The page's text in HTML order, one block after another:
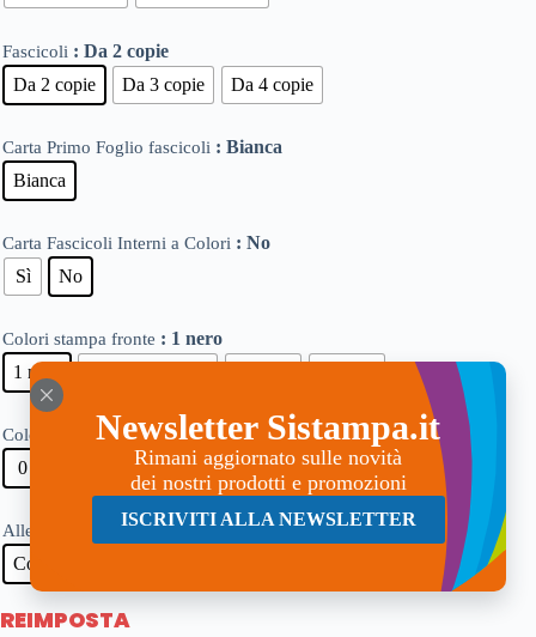
Newsletter Sistampa.it
Rimani aggiornato sulle novità
dei nostri prodotti e promozioni
ISCRIVITI ALLA NEWSLETTER
Fascicoli : Da 2 copie
Da 2 copie
Da 3 copie Da 4 copie
Carta Primo Foglio fascicoli : Bianca
Bianca
Carta Fascicoli Interni a Colori : No
Sì
No
Colori stampa fronte : 1 nero
1 nero
Colori stampa retro : 0
0
1 colore nero
Allestimento
: Colla su lato corto
Colla su lato corto
REIMPOSTA